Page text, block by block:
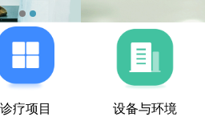
诊疗项目 设备与环境